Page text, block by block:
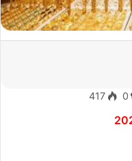
0
417